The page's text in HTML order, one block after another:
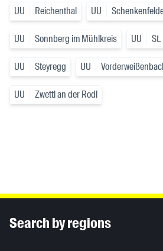
UU Reichenthal UU
UU Sonnberg im Mühlkreis UU
UU Steyregg UU
UU Zwettl an der Rodl
Search by regions